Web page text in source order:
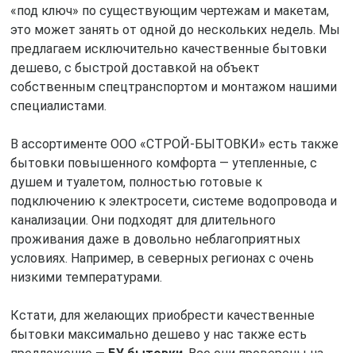
«под ключ» по существующим чертежам и макетам,
это может занять от одной до нескольких недель. Мы
предлагаем исключительно качественные бытовки
дешево, с быстрой доставкой на объект
собственным спецтранспортом и монтажом нашими
специалистами.
В ассортименте ООО «СТРОЙ-БЫТОВКИ» есть также
бытовки повышенного комфорта — утепленные, с
душем и туалетом, полностью готовые к
подключению к электросети, системе водопровода и
канализации. Они подходят для длительного
проживания даже в довольно неблагоприятных
условиях. Например, в северных регионах с очень
низкими температурами.
Кстати, для желающих приобрести качественные
бытовки максимально дешево у нас также есть